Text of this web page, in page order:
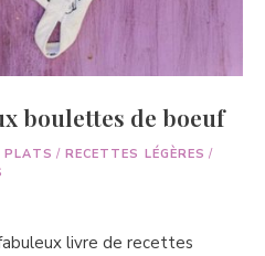
boulettes de boeuf
PLATS / RECETTES LÉGÈRES /
livre de recettes